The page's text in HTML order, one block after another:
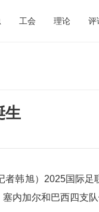
工会 理论 评
生
者韩旭）2025国际
内加尔和巴西四支队